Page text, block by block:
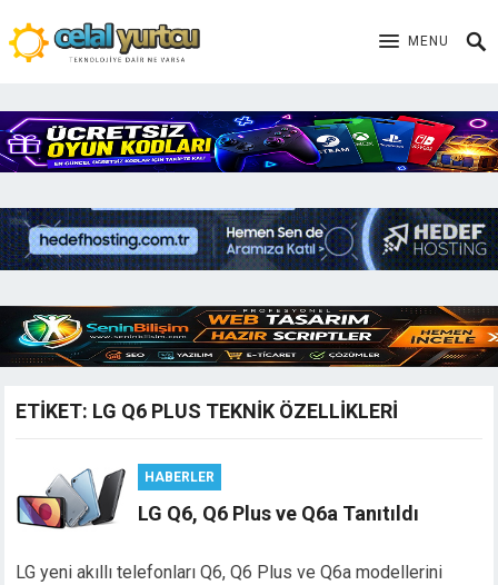
MENU
ETIKET: LG Q6 PLUS TEKNIK ÖZELLIKLERI
HABERLER
LG Q6, Q6 Plus ve Q6a Tanıtıldı
LG yeni akıllı telefonları Q6, Q6 Plus ve Q6a modellerini